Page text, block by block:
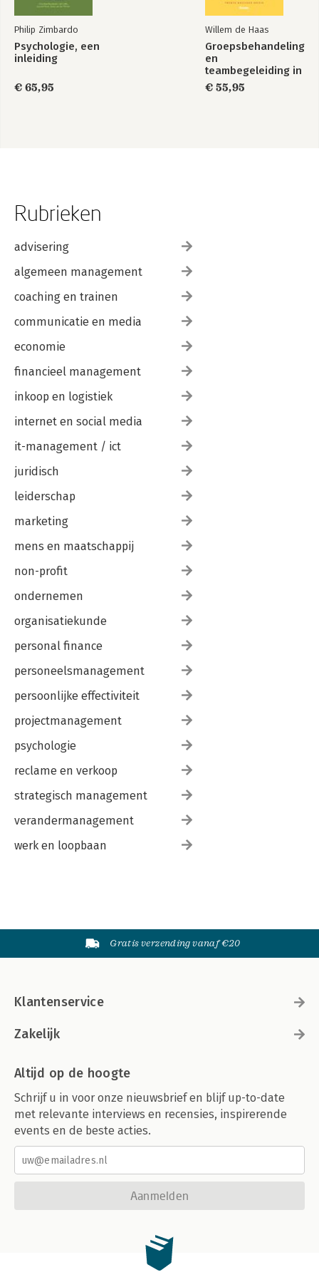
Ter inspiratie 165
Wat ik je nog meer te bieden heb 171
Over erbij horen: een klein stukje 172
Philip Zimbardo
Psychologie, een
inleiding
€ 65,95
Willem de Haas
Groepsbehandeling
en
teambegeleiding in
de zorg
€ 55,95
Rubrieken
advisering
algemeen management
coaching en trainen
communicatie en media
economie
financieel management
inkoop en logistiek
internet en social media
it-management / ict
juridisch
leiderschap
marketing
mens en maatschappij
non-profit
ondernemen
organisatiekunde
personal finance
personeelsmanagement
persoonlijke effectiviteit
projectmanagement
psychologie
reclame en verkoop
strategisch management
verandermanagement
werk en loopbaan
Gratis verzending vanaf €20
Klantenservice
Zakelijk
Altijd op de hoogte
Schrijf u in voor onze nieuwsbrief en blijf up-to-date
met relevante interviews en recensies, inspirerende
events en de beste acties.
Aanmelden